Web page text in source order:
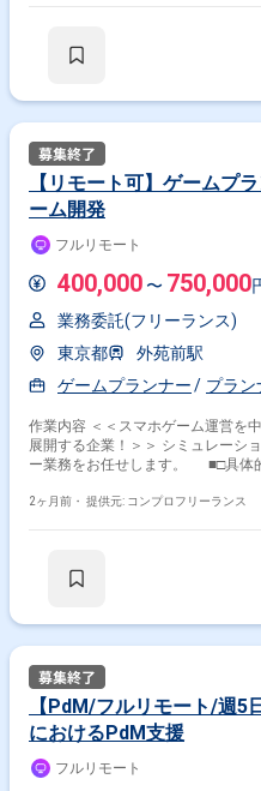
【リモート可】ゲームプ
ーム開発
フルリモート
400,000 〜 750,000
業務委託(フリーランス)
東京都
外苑前駅
ゲームプランナー
プラン
作業内容 ＜＜スマホゲーム運営を
展開する企業！＞＞ シミュレーシ
ー業務をお任せします。 ■□具体
X（Twitter）文章作成／Push通知
作りたい方
2ヶ月前・ 提供元: コンプロフリーランス
【PdM/フルリモート/週5
におけるPdM支援
フルリモート